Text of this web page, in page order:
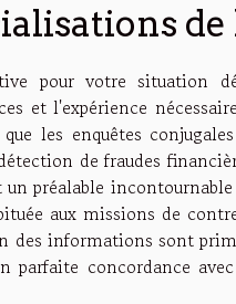
de
pour votre situation
et l'expérience
les enquêtes
de fraudes
un préalable
aux missions de
des informations sont
concordance